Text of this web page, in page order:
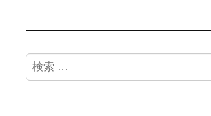
検
索